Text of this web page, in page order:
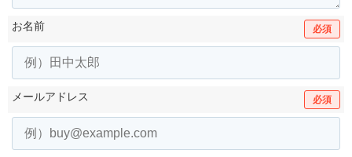
お名前 必須
メールアドレス 必須